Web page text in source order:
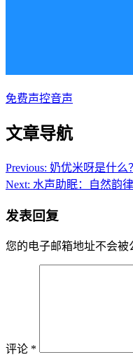
免费声控音声
文章导航
Previous: 奶优米呀是什么？
Next: 水声助眠：自然韵
发表回复
您的电子邮箱地址不会被
评论 *